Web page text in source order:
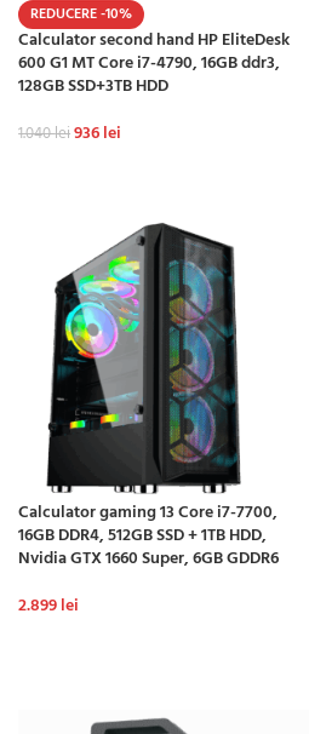
REDUCERE -10%
Calculator second hand HP EliteDesk
600 G1 MT Core i7-4790, 16GB ddr3,
128GB SSD+3TB HDD
1.040lei936lei
Calculator gaming 13 Core i7-7700,
16GB DDR4, 512GB SSD + 1TB HDD,
Nvidia GTX 1660 Super, 6GB GDDR6
2.899lei